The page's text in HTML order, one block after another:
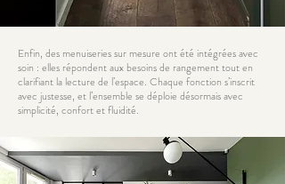
Enfin, des menuiseries sur mesure ont été intégrées avec
soin : elles répondent aux besoins de rangement tout en
clarifiant la lecture de l’espace. Chaque fonction s’inscrit
avec justesse, et l’ensemble se déploie désormais avec
simplicité, confort et fluidité.